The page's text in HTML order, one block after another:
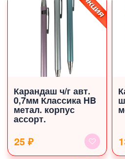
Карандаш ч/г авт.
0,7мм Классика HB
метал. корпус
ассорт.
25 ₽